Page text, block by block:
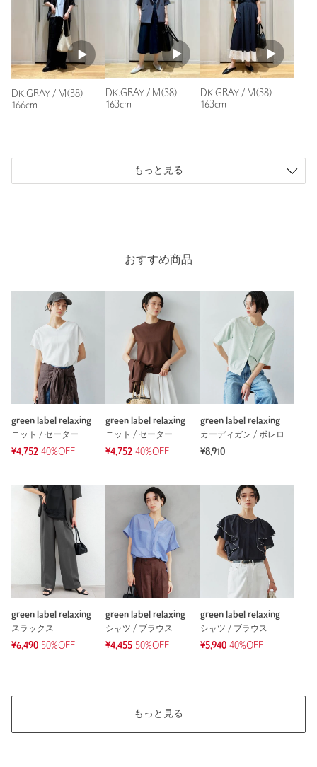
5人が参考になったと回答
参考になった
購入サイズ：M(38)
｜
購入カラー：DK.GRAY
購入商品のサイズ感：ちょうどよい
生地は割と薄めですが、サラッとしていてシワになりにくいで
年代：50代前半
155cm
普段の着用サイズ：
5人が参考になったと回答
参考になった
※レビューは、個人の主観による感想・体感によるもので、商品の効果や性
もっと見る
DK.GRAY / M(38)
166cm
DK.GRAY / M(38)
163cm
DK.GRAY / M(38)
163cm
もっと見る
おすすめ商品
green label relaxing
ニット / セーター
¥4,752 40%OFF
green label relaxing
ニット / セーター
¥4,752 40%OFF
green label relaxing
カーディガン / ボレロ
¥8,910
green label relaxing
スラックス
¥6,490 50%OFF
green label relaxing
シャツ / ブラウス
¥4,455 50%OFF
green label relaxing
シャツ / ブラウス
¥5,940 40%OFF
もっと見る